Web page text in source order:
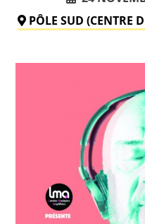
PÔLE SUD (CENTRE